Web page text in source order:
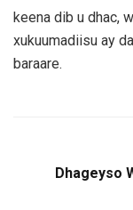
keena dib u dhac,
xukuumadiisu ay
baraare.
Dhageyso